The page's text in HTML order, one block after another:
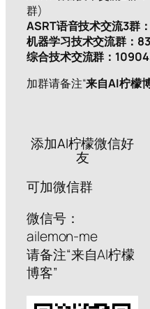
群)
ASRT语音技术交流3群
机器学习技术交流群：
综合技术交流群：
加群请备注“来自AI柠檬
添加AI柠檬微信好
友
可加微信群
微信号：
ailemon-me
请备注“来自AI柠檬
博客”